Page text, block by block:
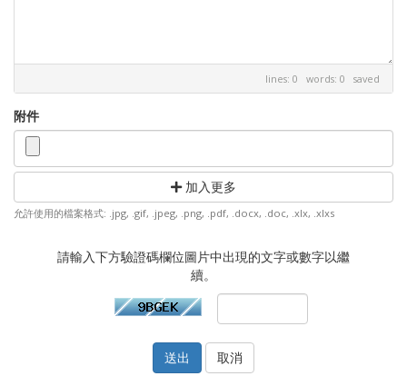
lines: 0 words: 0 saved
附件
加入更多
允許使用的檔案格式: .jpg, .gif, .jpeg, .png, .pdf, .docx, .doc, .xlx, .xlxs
請輸入下方驗證碼欄位圖片中出現的文字或數字以繼
續。
取消